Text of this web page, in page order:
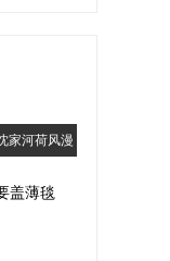
家河荷风漫
盖薄毯